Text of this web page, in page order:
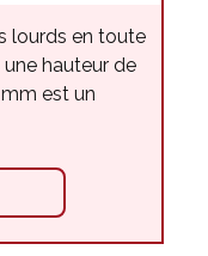
lourds en toute
hauteur de
est un